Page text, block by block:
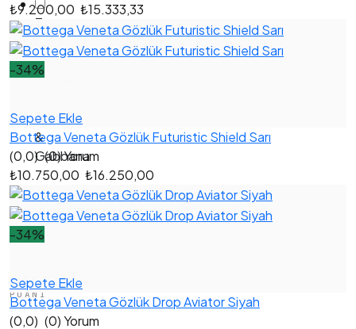
Tom
Ford
Loewe
Dolce
&
Gabbana
İndirimli
DEĞERLENDIRME
PUANI
₺9.200,00 ₺15.333,33
-34%
Sepete Ekle
Bottega Veneta Gözlük Futuristic Shield Sarı
(0,0) (0) Yorum
₺10.750,00 ₺16.250,00
-34%
Sepete Ekle
Bottega Veneta Gözlük Drop Aviator Siyah
(0,0) (0) Yorum